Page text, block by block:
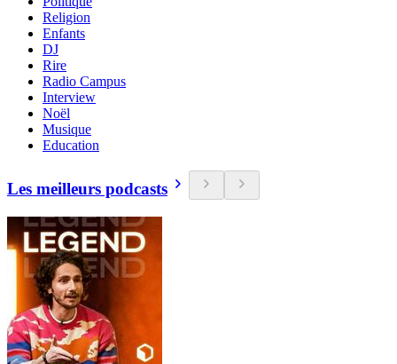
Religion
Enfants
DJ
Rire
Radio Campus
Interview
Noël
Musique
Education
Les meilleurs podcasts